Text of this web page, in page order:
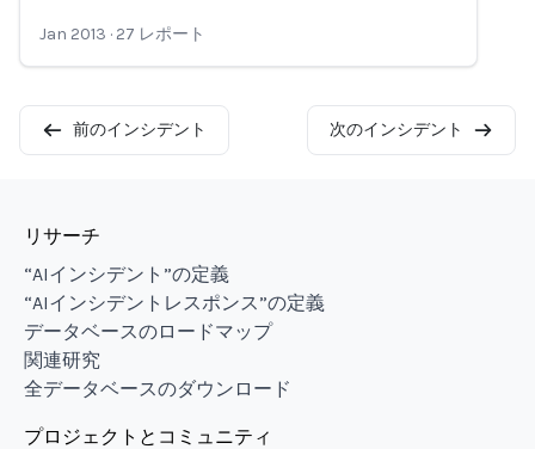
Jan 2013 · 27 レポート
前のインシデント 次のインシデント
リサーチ
“AIインシデント”の定義
“AIインシデントレスポンス”の定義
データベースのロードマップ
関連研究
全データベースのダウンロード
プロジェクトとコミュニティ